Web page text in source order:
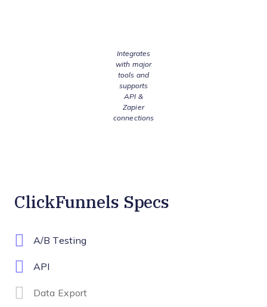
Integrates
with major
tools and
supports
API &
Zapier
connections
ClickFunnels Specs
A/B Testing
API
Data Export